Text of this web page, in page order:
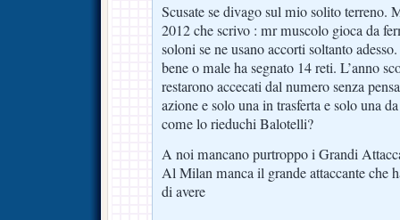
Scusate se divago sul mio solito terreno.
2012 che scrivo : mr muscolo gioca da
soloni se ne usano accorti soltanto
bene o male ha segnato 14 reti. L’anno
restarono accecati dal numero senza
azione e solo una in trasferta e solo una
come lo rieduchi Balotelli?
A noi mancano purtroppo i Grandi
Al Milan manca il grande attaccante che
di avere